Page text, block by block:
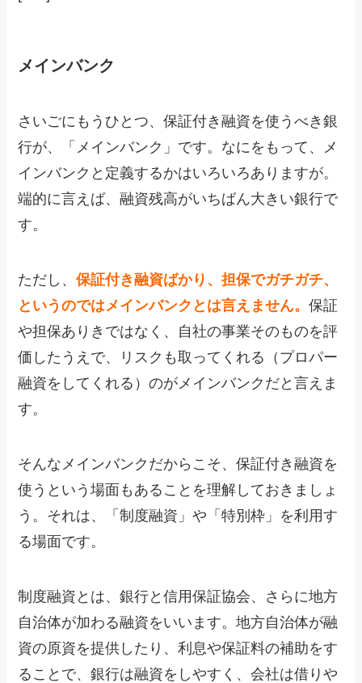
メインバンク
さいごにもうひとつ、保証付き融資を使うべき銀
行が、「メインバンク」です。なにをもって、メ
インバンクと定義するかはいろいろありますが。
端的に言えば、融資残高がいちばん大きい銀行で
す。
ただし、保証付き融資ばかり、担保でガチガチ、
というのではメインバンクとは言えません。保証
や担保ありきではなく、自社の事業そのものを評
価したうえで、リスクも取ってくれる（プロパー
融資をしてくれる）のがメインバンクだと言えま
す。
そんなメインバンクだからこそ、保証付き融資を
使うという場面もあることを理解しておきましょ
う。それは、「制度融資」や「特別枠」を利用す
る場面です。
制度融資とは、銀行と信用保証協会、さらに地方
自治体が加わる融資をいいます。地方自治体が融
資の原資を提供したり、利息や保証料の補助をす
ることで、銀行は融資をしやすく、会社は借りや